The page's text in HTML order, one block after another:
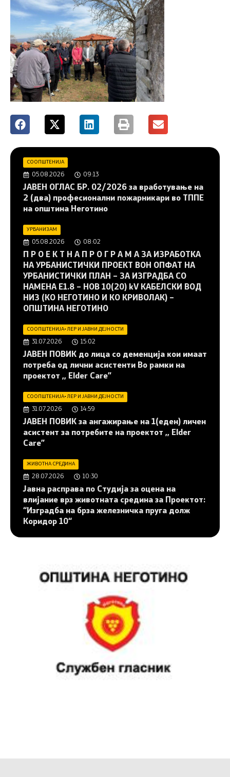
СООПШТЕНИЈА
05.08.2026 09:13
JAВЕН ОГЛАС БР. 02/2026 за вработување на
2 (два) професионални пожарникари во ТППЕ
на општина Неготино
УРБАНИЗАМ
05.08.2026 08:02
П Р О Е К Т Н А П Р О Г Р А М А ЗА ИЗРАБОТКА
НА УРБАНИСТИЧКИ ПРОЕКТ ВОН ОПФАТ НА
УРБАНИСТИЧКИ ПЛАН – ЗА ИЗГРАДБА СО
НАМЕНА Е1.8 – НОВ 10(20) kV КАБЕЛСКИ ВОД
НИЗ (КО НЕГОТИНО И КО КРИВОЛАК) –
ОПШТИНА НЕГОТИНО
СООПШТЕНИЈА•ЛЕР И ЈАВНИ ДЕЈНОСТИ
31.07.2026 15:02
JАВЕН ПОВИК до лица со деменција кои имаат
потреба од лични асистенти Во рамки на
проектот ,, Elder Care”
СООПШТЕНИЈА•ЛЕР И ЈАВНИ ДЕЈНОСТИ
31.07.2026 14:59
JАВЕН ПОВИК за ангажирање на 1(еден) личен
асистент за потребите на проектот ,, Elder
Care”
ЖИВОТНА СРЕДИНА
28.07.2026 10:30
Јавна расправа по Студија за оцена на
влијание врз животната средина за Проектот:
“Изградба на брза железничка пруга долж
Коридор 10“